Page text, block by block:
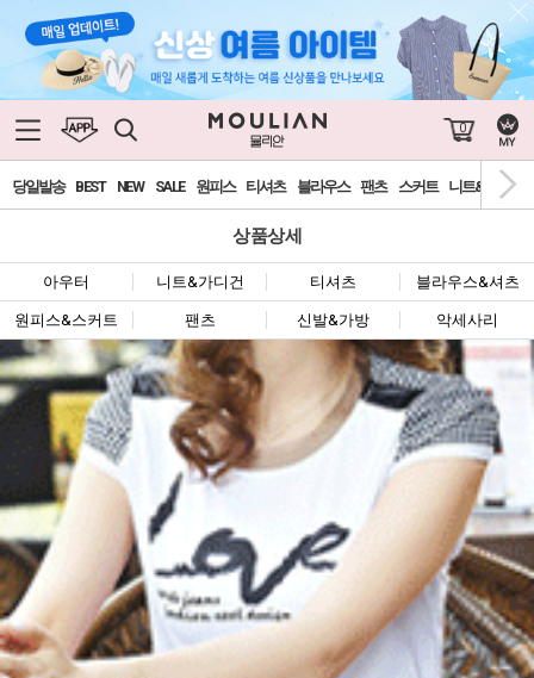
0
당일발송 BEST NEW SALE 원피스 티셔츠 블라우스 팬츠 스커트 니트&가디건
상품상세
아우터 니트&가디건 티셔츠 블라우스&셔츠
원피스&스커트 팬츠 신발&가방 악세사리